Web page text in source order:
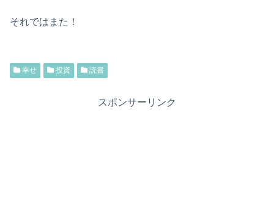
それではまた！
幸せ 投資 読書
スポンサーリンク